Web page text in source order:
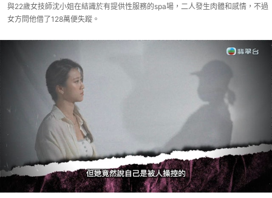
與22歲女技師沈小姐在結識於有提供性服務的spa場，二人發生肉體和感情，不過
女方問他借了128萬便失蹤。